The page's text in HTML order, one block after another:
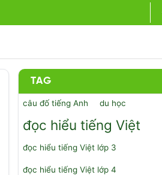
TAG
câu đố tiếng Anh du học
đọc hiểu tiếng Việt
đọc hiểu tiếng Việt lớp 3
đọc hiểu tiếng Việt lớp 4